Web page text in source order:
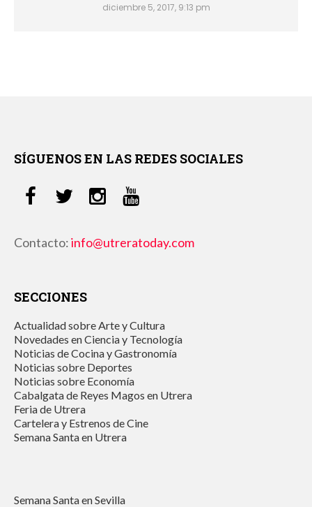
diciembre 5, 2017, 9:13 pm
SÍGUENOS EN LAS REDES SOCIALES
Contacto:info@utreratoday.com
SECCIONES
Actualidad sobre Arte y Cultura
Novedades en Ciencia y Tecnología
Noticias de Cocina y Gastronomía
Noticias sobre Deportes
Noticias sobre Economía
Cabalgata de Reyes Magos en Utrera
Feria de Utrera
Cartelera y Estrenos de Cine
Semana Santa en Utrera
Semana Santa en Sevilla